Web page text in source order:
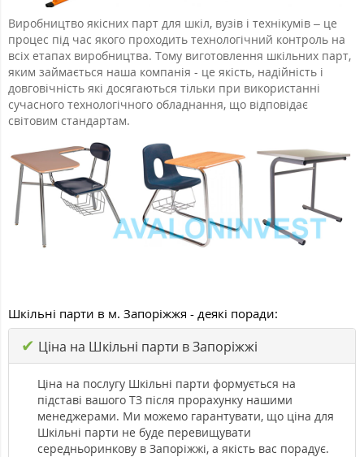
Виробництво якісних парт для шкіл, вузів і технікумів – це
процес під час якого проходить технологічний контроль на
всіх етапах виробництва. Тому виготовлення шкільних парт,
яким займається наша компанія - це якість, надійність і
довговічність які досягаються тільки при використанні
сучасного технологічного обладнання, що відповідає
світовим стандартам.
Шкільні парти в м. Запоріжжя - деякі поради:
✔ Ціна на Шкільні парти в Запоріжжі
Ціна на послугу Шкільні парти формується на
підставі вашого ТЗ після прорахунку нашими
менеджерами. Ми можемо гарантувати, що ціна для
Шкільні парти не буде перевищувати
середньоринкову в Запоріжжі, а якість вас порадує.